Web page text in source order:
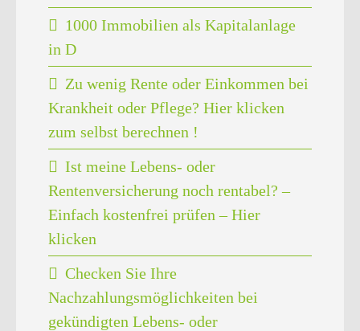
1000 Immobilien als Kapitalanlage
in D
Zu wenig Rente oder Einkommen bei
Krankheit oder Pflege? Hier klicken
zum selbst berechnen !
Ist meine Lebens- oder
Rentenversicherung noch rentabel? –
Einfach kostenfrei prüfen – Hier
klicken
Checken Sie Ihre
Nachzahlungsmöglichkeiten bei
gekündigten Lebens- oder